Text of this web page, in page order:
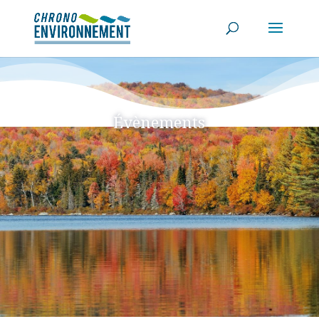
Évènements